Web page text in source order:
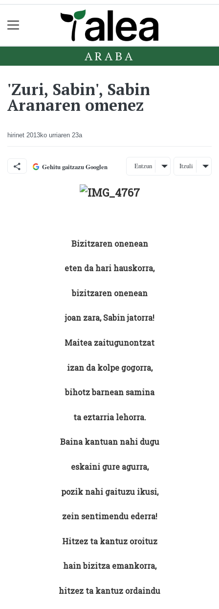
ARABA
'Zuri, Sabin', Sabin
Aranaren omenez
hirinet 2013ko urriaren 23a
Gehitu gaitzazu Googlen Entzun Itzuli
Bizitzaren onenean
eten da hari hauskorra,
bizitzaren onenean
joan zara, Sabin jatorra!
Maitea zaitugunontzat
izan da kolpe gogorra,
bihotz barnean samina
ta eztarria lehorra.
Baina kantuan nahi dugu
eskaini gure agurra,
pozik nahi gaituzu ikusi,
zein sentimendu ederra!
Hitzez ta kantuz oroituz
hain bizitza emankorra,
hitzez ta kantuz ordaindu